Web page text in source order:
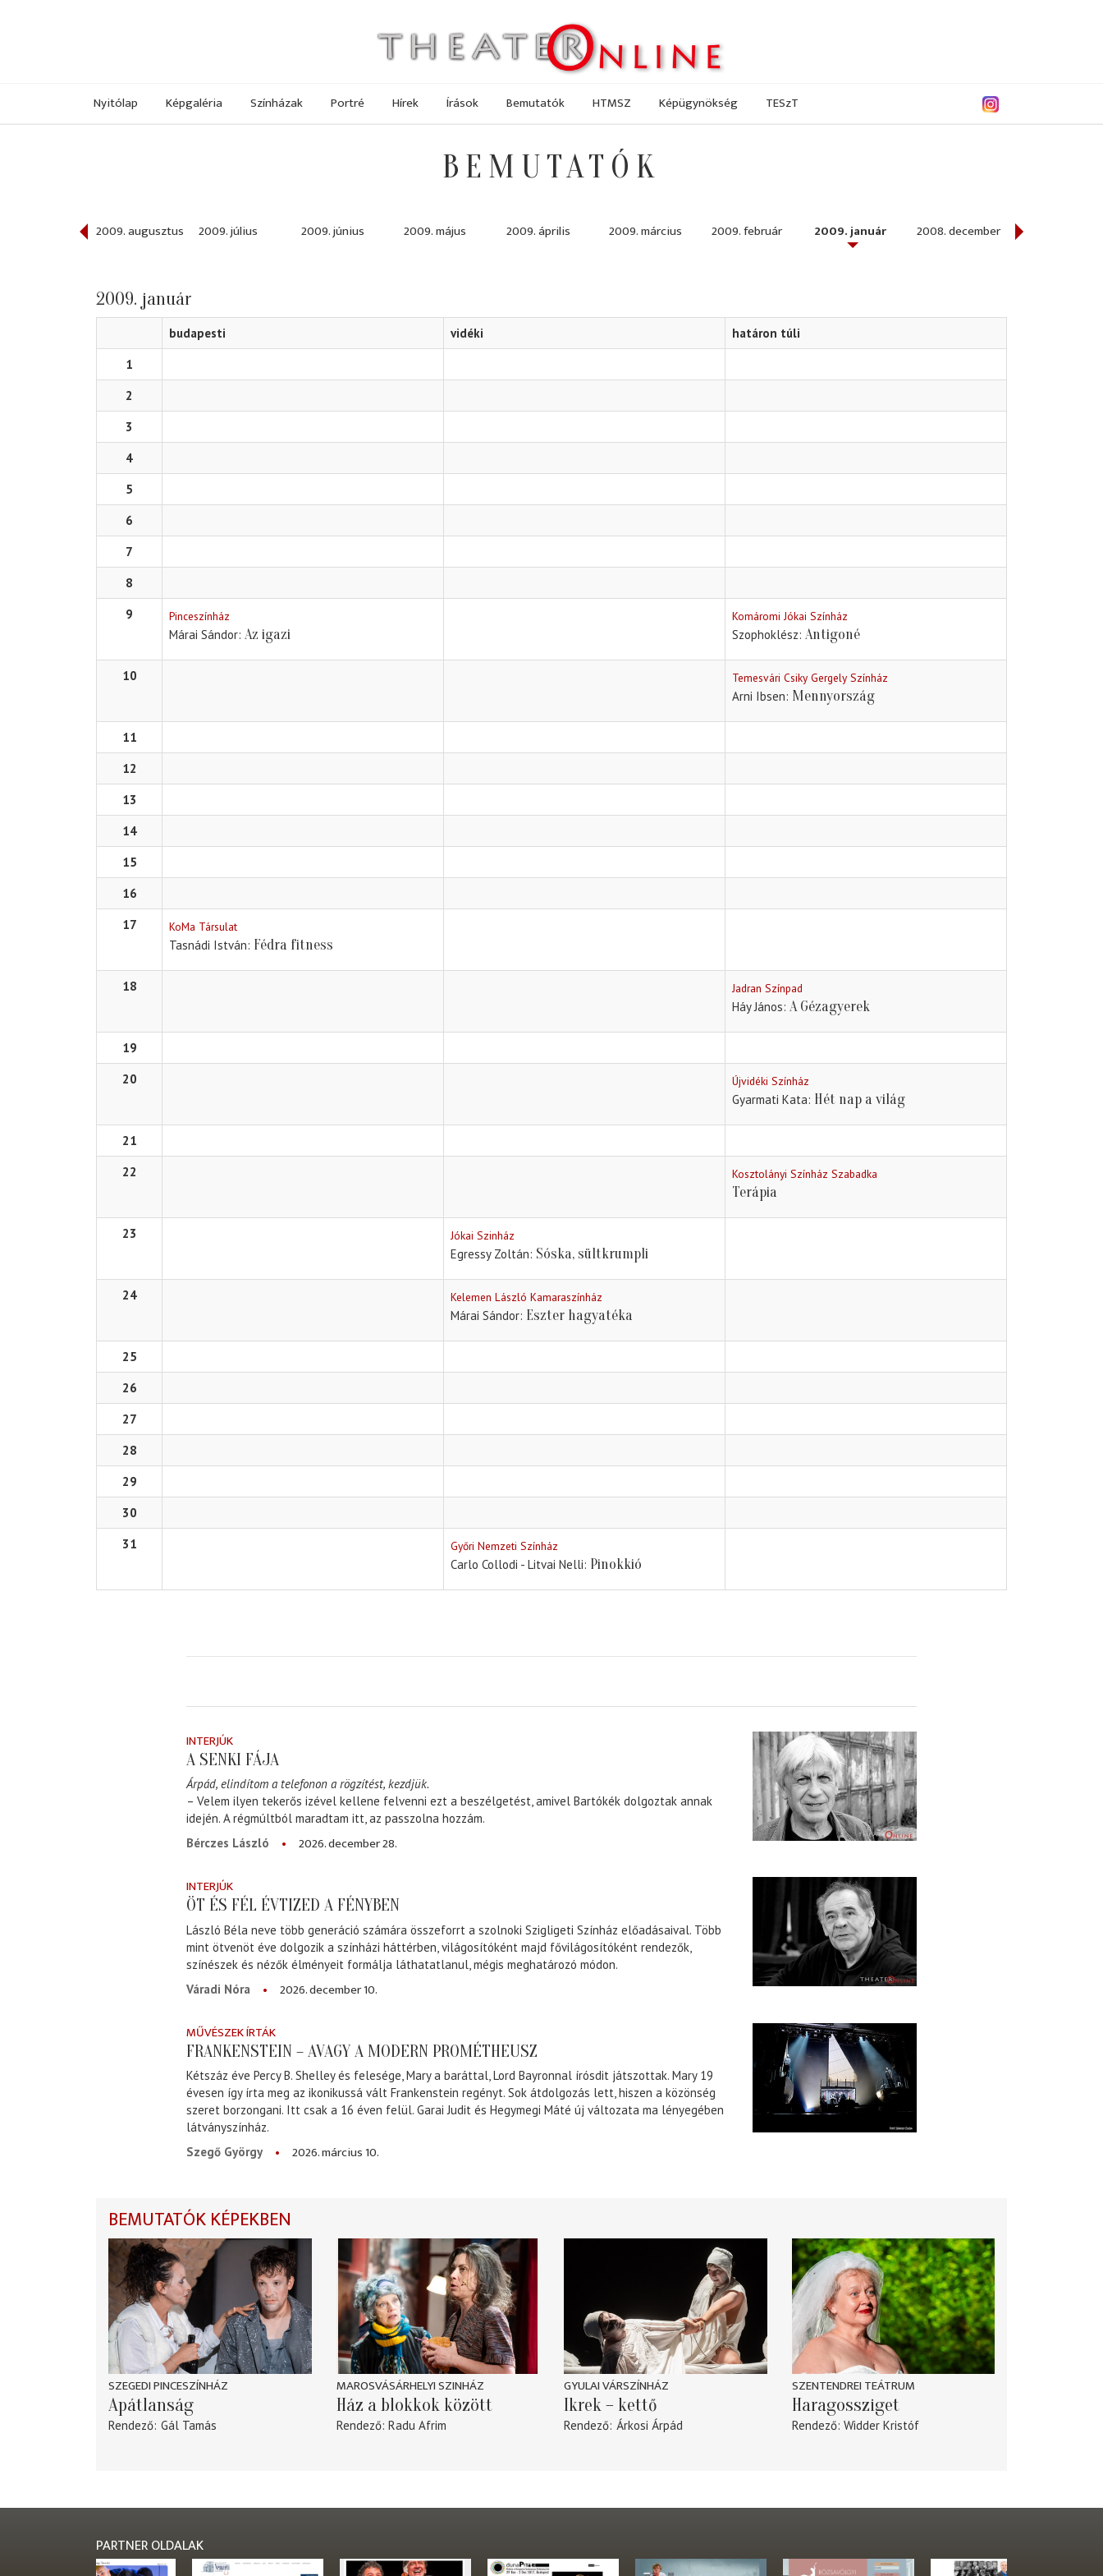
Nyitólap Képgaléria Színházak Portré Hírek Írások Bemutatók HTMSZ Képügynökség TESzT
BEMUTATÓK
szeptember 2009. augusztus 2009. július 2009. június 2009. május 2009. április 2009. március 2009. február 2009. január 2008. december 2008. november
2009. január
budapesti vidéki
határon túli
1
2
3
4
5
6
7
8
9
Pinceszínház
Márai Sándor Az igazi
Komáromi Jókai Színház
Szophoklész Antigoné
10 Temesvári Csiky Gergely Színház
Arni Ibsen Mennyország
11
12
13
14
15
16
17
KoMa Társulat
Tasnádi István Fédra fitness
18 Jadran Színpad
Háy János A Gézagyerek
19
20
Újvidéki Színház
Gyarmati Kata Hét nap a világ
21
22
Kosztolányi Színház Szabadka
Terápia
23 Jókai Szinház
Egressy Zoltán Sóska, sültkrumpli
24 Kelemen László Kamaraszínház
Márai Sándor Eszter hagyatéka
25
26
27
28
29
30
31
Győri Nemzeti Színház
Carlo Collodi - Litvai Nelli Pinokkió
INTERJÚK
A SENKI FÁJA
Árpád, elindítom a telefonon a rögzítést, kezdjük.
– Velem ilyen tekerős izével kellene felvenni ezt a beszélgetést, amivel Bartókék dolgoztak annak
idején. A régmúltból maradtam itt, az passzolna hozzám.
Bérczes László
2026. december 28.
INTERJÚK
ÖT ÉS FÉL ÉVTIZED A FÉNYBEN
László Béla neve több generáció számára összeforrt a szolnoki Szigligeti Színház előadásaival. Több
mint ötvenöt éve dolgozik a színházi háttérben, világosítóként majd fővilágosítóként rendezők,
színészek és nézők élményeit formálja láthatatlanul, mégis meghatározó módon.
Váradi Nóra
2026. december 10.
MŰVÉSZEK ÍRTÁK
FRANKENSTEIN – AVAGY A MODERN PROMÉTHEUSZ
Kétszáz éve Percy B. Shelley és felesége, Mary a baráttal, Lord Bayronnal írósdit játszottak. Mary 19
évesen így írta meg az ikonikussá vált Frankenstein regényt. Sok átdolgozás lett, hiszen a közönség
szeret borzongani. Itt csak a 16 éven felül. Garai Judit és Hegymegi Máté új változata ma lényegében
látványszínház.
Szegő György
2026. március 10.
BEMUTATÓK KÉPEKBEN
SZEGEDI PINCESZÍNHÁZ
Apátlanság
Rendező Gál Tamás
MAROSVÁSÁRHELYI SZINHÁZ
Ház a blokkok között
Rendező Radu Afrim
GYULAI VÁRSZÍNHÁZ
Ikrek – kettő
Rendező Árkosi Árpád
SZENTENDREI TEÁTRUM
Haragossziget
Rendező Widder Kristóf
PARTNER OLDALAK